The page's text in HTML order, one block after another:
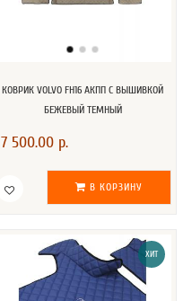
КОВРИК VOLVO FH16 АКПП С ВЫШИВКОЙ
БЕЖЕВЫЙ ТЕМНЫЙ
7 500.00 р.
В КОРЗИНУ
ХИТ